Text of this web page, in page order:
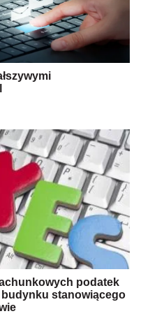
podatek
stanowiącego